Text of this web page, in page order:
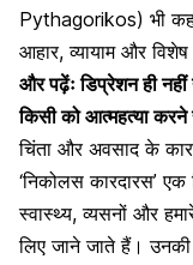
Pythagorikos) भी
आहार, व्यायाम और
और पढ़ेंःडिप्रेशन ही
किसी को आत्महत्या
चिंता और अवसाद के
‘निकोलस कारदारस’
स्वास्थ्य, व्यसनों और
लिए जाने जाते हैं।